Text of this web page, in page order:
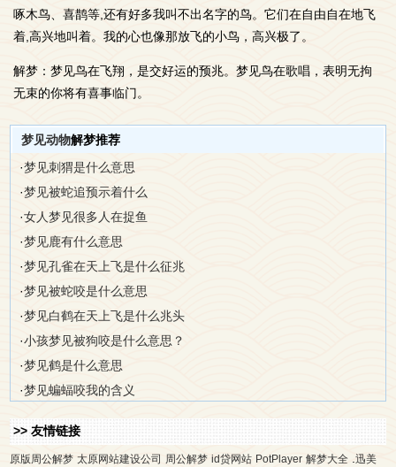
啄木鸟、喜鹊等,还有好多我叫不出名字的鸟。它们在自由自在地飞
着,高兴地叫着。我的心也像那放飞的小鸟，高兴极了。
解梦：梦见鸟在飞翔，是交好运的预兆。梦见鸟在歌唱，表明无拘
无束的你将有喜事临门。
梦见动物解梦推荐
·梦见刺猬是什么意思
·梦见被蛇追预示着什么
·女人梦见很多人在捉鱼
·梦见鹿有什么意思
·梦见孔雀在天上飞是什么征兆
·梦见被蛇咬是什么意思
·梦见白鹤在天上飞是什么兆头
·小孩梦见被狗咬是什么意思？
·梦见鹤是什么意思
·梦见蝙蝠咬我的含义
>> 友情链接
原版周公解梦 太原网站建设公司 周公解梦 id贷网站 PotPlayer 解梦大全 迅美